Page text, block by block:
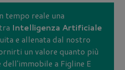
tempo reale una
Intelligenza Artificiale
e allenata dal nostro
un valore quanto più
a Figline E